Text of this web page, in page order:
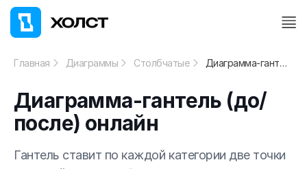
Главная Диаграммы Столбчатые Диаграмма-гантель (до/после) онлайн
Диаграмма-гантель (до/
после) онлайн
Гантель ставит по каждой категории две точки